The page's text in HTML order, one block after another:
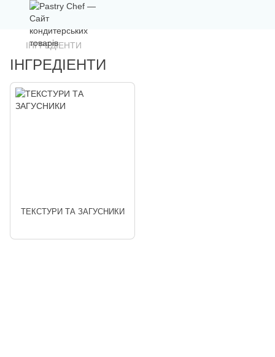
ІНГРЕДІЕНТИ
ІНГРЕДІЕНТИ
ТЕКСТУРИ ТА ЗАГУСНИКИ